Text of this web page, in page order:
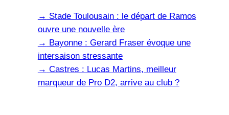
→ Stade Toulousain : le départ de Ramos
ouvre une nouvelle ère
→ Bayonne : Gerard Fraser évoque une
intersaison stressante
→ Castres : Lucas Martins, meilleur
marqueur de Pro D2, arrive au club ?